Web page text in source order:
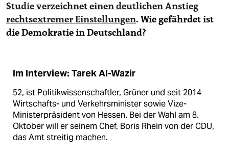
Studie verzeichnet einen deutlichen Anstieg
rechtsextremer Einstellungen. Wie gefährdet ist
die Demokratie in Deutschland?
Im Interview: Tarek Al-Wazir
52, ist Politikwissenschaftler, Grüner und seit 2014
Wirtschafts- und Verkehrsminister sowie Vize-
Ministerpräsident von Hessen. Bei der Wahl am 8.
Oktober will er seinem Chef, Boris Rhein von der CDU,
das Amt streitig machen.